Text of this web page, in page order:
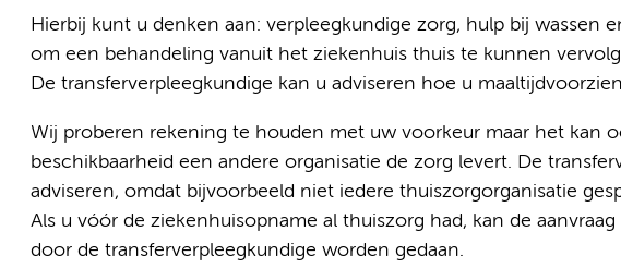
Hierbij kunt u denken aan: verpleegkundige zorg, hulp bij wassen
om een behandeling vanuit het ziekenhuis thuis te kunnen
De transferverpleegkundige kan u adviseren hoe u
Wij proberen rekening te houden met uw voorkeur maar het kan
beschikbaarheid een andere organisatie de zorg levert. De
adviseren, omdat bijvoorbeeld niet iedere thuiszorgorganisatie
Als u vóór de ziekenhuisopname al thuiszorg had, kan de
door de transferverpleegkundige worden gedaan.